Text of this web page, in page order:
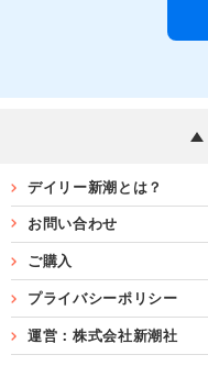
デイリー新潮とは？
お問い合わせ
ご購入
プライバシーポリシー
運営：株式会社新潮社